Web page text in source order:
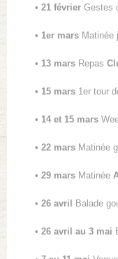
• 21 février Gestes
• 1er mars Matinée
• 13 mars Repas
• 15 mars 1er tour
• 14 et 15 mars
• 22 mars Matinée
• 29 mars Matinée
• 26 avril Balade
• 26 avril au 3 mai